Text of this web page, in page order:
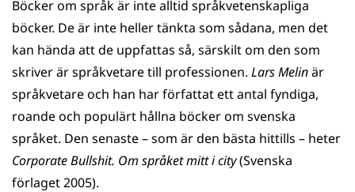
WhatsAppFacebook
TwitterLinkedIn
Böcker om språk är inte alltid språkvetenskapliga
böcker. De är inte heller tänkta som sådana, men det
kan hända att de uppfattas så, särskilt om den som
skriver är språkvetare till professionen. Lars Melinär
språkvetare och han har författat ett antal fyndiga,
roande och populärt hållna böcker om svenska
språket. Den senaste – som är den bästa hittills – heter
Corporate Bullshit. Om språket mitt i city(Svenska
förlaget 2005).